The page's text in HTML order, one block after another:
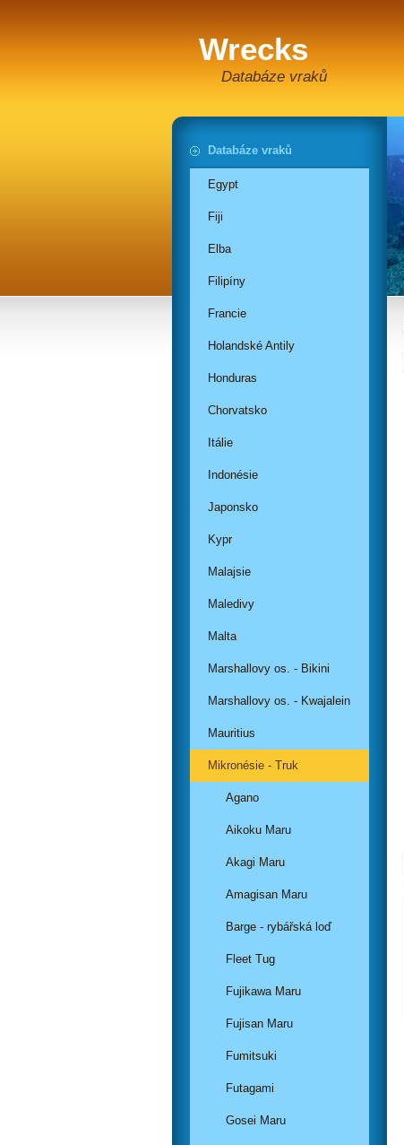
Wrecks
Databáze vraků
Databáze vraků
Egypt
Fiji
Elba
Filipíny
Francie
Holandské Antily
Honduras
Chorvatsko
Itálie
Indonésie
Japonsko
Kypr
Malajsie
Maledivy
Malta
Marshallovy os. - Bikini
Marshallovy os. - Kwajalein
Mauritius
Mikronésie - Truk
Agano
Aikoku Maru
Akagi Maru
Amagisan Maru
Barge - rybářská loď
Fleet Tug
Fujikawa Maru
Fujisan Maru
Fumitsuki
Futagami
Gosei Maru